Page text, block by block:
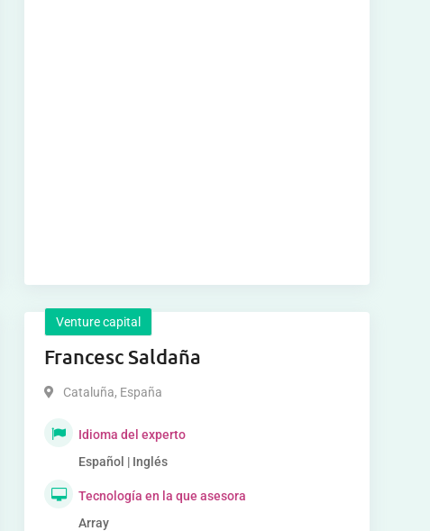
Venture capital
Francesc Saldaña
Cataluña, España
Idioma del experto
Español | Inglés
Tecnología en la que asesora
Array